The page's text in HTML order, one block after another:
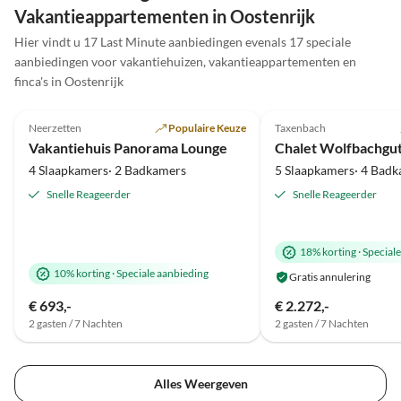
Nochmals ganz herzlichen Dank für diesen
Vakantieappartementen in Oostenrijk
Hier vindt u 17 Last Minute aanbiedingen evenals 17 speciale
aanbiedingen voor vakantiehuizen, vakantieappartementen en
finca's in Oostenrijk
Virtuele
rondleiding
Super gastheer
Neerzetten Populaire Keuze
Vakantiehuis Panorama Lounge
4 Slaapkamers· 2 Badkamers
Snelle Reageerder
10% korting·Speciale aanbieding
€ 693,-
2 gasten / 7 Nachten
Taxenbach
Chalet
5 Slaapkamers· 4
Snelle Reageerder
18% korting·
Gratis annulering
€ 2.272,-
2 gasten / 7 Nachten
Alles Weergeven